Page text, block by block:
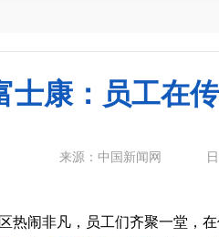
士康：员工在
来源：中国新闻网
闹非凡，员工们齐聚一堂，在